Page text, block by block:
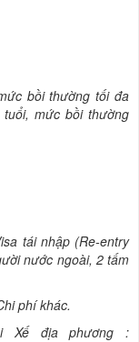
bồi thường tối đa
tuổi, mức bồi thường
tái nhập (Re-entry
nước ngoài, 2 tấm
phí khác.
Xế địa phương :